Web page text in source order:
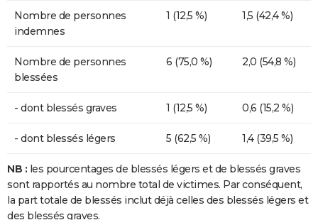
Nombre de personnes
indemnes
1 (12,5 %) 1,5 (42,4 %)
Nombre de personnes
blessées
6 (75,0 %) 2,0 (54,8 %)
- dont blessés graves 1 (12,5 %) 0,6 (15,2 %)
- dont blessés légers 5 (62,5 %) 1,4 (39,5 %)
NB : les pourcentages de blessés légers et de blessés graves
sont rapportés au nombre total de victimes. Par conséquent,
la part totale de blessés inclut déjà celles des blessés légers et
des blessés graves.